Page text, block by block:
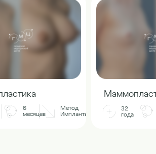
6
месяцев
Метод
Импланты
32
года